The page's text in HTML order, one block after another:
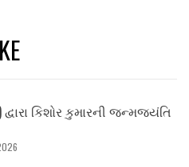
કિશોર કુમારની જન્મજયંતિ